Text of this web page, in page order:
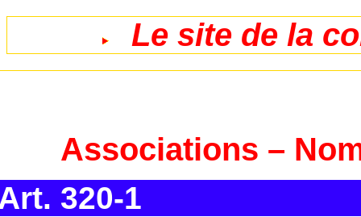
Le site de la
Associations –
320-1